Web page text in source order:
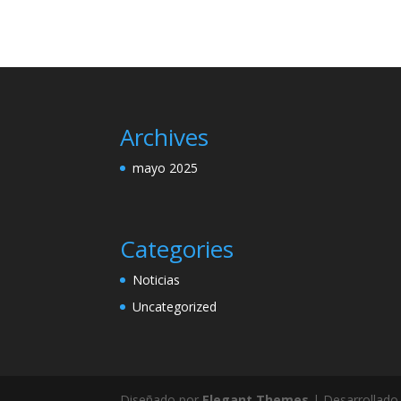
Archives
mayo 2025
Categories
Noticias
Uncategorized